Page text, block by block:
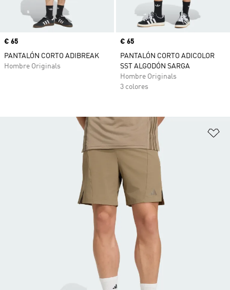
Precio
€ 65
PANTALÓN CORTO ADIBREAK
Hombre Originals
Precio
€ 65
PANTALÓN CORTO ADICOLOR
SST ALGODÓN SARGA
Hombre Originals
3 colores